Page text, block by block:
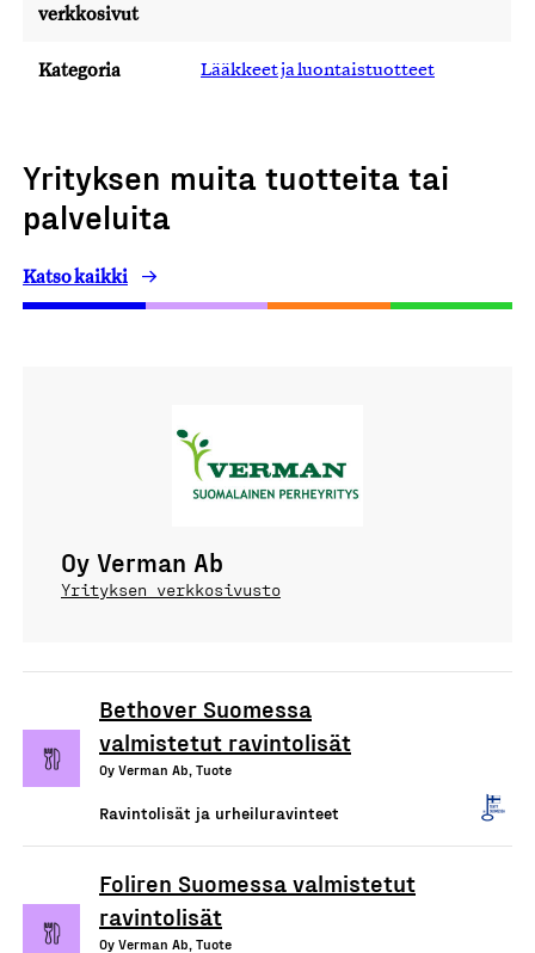
verkkosivut
Kategoria Lääkkeet ja luontaistuotteet
Yrityksen muita tuotteita tai
palveluita
Katso kaikki
Oy Verman Ab
Yrityksen verkkosivusto
Bethover Suomessa
valmistetut ravintolisät
Oy Verman Ab, Tuote
Ravintolisät ja urheiluravinteet
Foliren Suomessa valmistetut
ravintolisät
Oy Verman Ab, Tuote